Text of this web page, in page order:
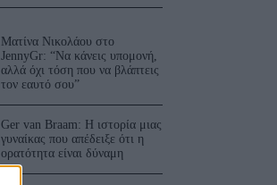
Ματίνα Νικολάου στο
JennyGr: “Να κάνεις υπομονή,
αλλά όχι τόση που να βλάπτεις
τον εαυτό σου”
Ger van Braam: Η ιστορία μιας
γυναίκας που απέδειξε ότι η
ορατότητα είναι δύναμη